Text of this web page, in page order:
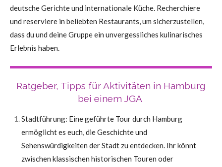
deutsche Gerichte und internationale Küche. Recherchiere
und reserviere in beliebten Restaurants, um sicherzustellen,
dass du und deine Gruppe ein unvergessliches kulinarisches
Erlebnis haben.
Ratgeber, Tipps für Aktivitäten in Hamburg
bei einem JGA
Stadtführung: Eine geführte Tour durch Hamburg
ermöglicht es euch, die Geschichte und
Sehenswürdigkeiten der Stadt zu entdecken. Ihr könnt
zwischen klassischen historischen Touren oder